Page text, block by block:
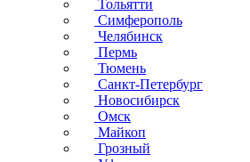
Тольятти
Симферополь
Челябинск
Пермь
Тюмень
Санкт-Петербург
Новосибирск
Омск
Майкоп
Грозный